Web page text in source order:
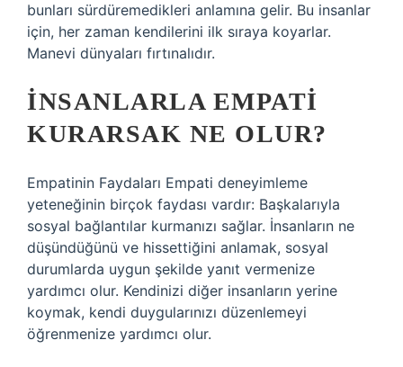
bunları sürdüremedikleri anlamına gelir. Bu insanlar
için, her zaman kendilerini ilk sıraya koyarlar.
Manevi dünyaları fırtınalıdır.
İNSANLARLA EMPATI
KURARSAK NE OLUR?
Empatinin Faydaları Empati deneyimleme
yeteneğinin birçok faydası vardır: Başkalarıyla
sosyal bağlantılar kurmanızı sağlar. İnsanların ne
düşündüğünü ve hissettiğini anlamak, sosyal
durumlarda uygun şekilde yanıt vermenize
yardımcı olur. Kendinizi diğer insanların yerine
koymak, kendi duygularınızı düzenlemeyi
öğrenmenize yardımcı olur.